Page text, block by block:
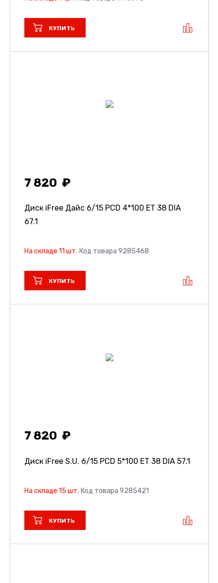
КУПИТЬ
7 820
Диск iFree Дайс 6/15 PCD 4*100 ET 38 DIA
67.1
На складе 11 шт. Код товара 9285468
КУПИТЬ
7 820
Диск iFree S.U. 6/15 PCD 5*100 ET 38 DIA 57.1
На складе 15 шт. Код товара 9285421
КУПИТЬ